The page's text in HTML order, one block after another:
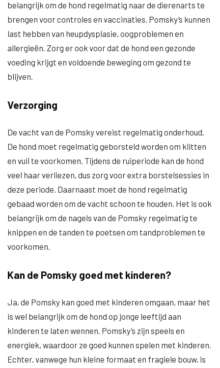
belangrijk om de hond regelmatig naar de dierenarts te
brengen voor controles en vaccinaties. Pomsky’s kunnen
last hebben van heupdysplasie, oogproblemen en
allergieën. Zorg er ook voor dat de hond een gezonde
voeding krijgt en voldoende beweging om gezond te
blijven.
Verzorging
De vacht van de Pomsky vereist regelmatig onderhoud.
De hond moet regelmatig geborsteld worden om klitten
en vuil te voorkomen. Tijdens de ruiperiode kan de hond
veel haar verliezen, dus zorg voor extra borstelsessies in
deze periode. Daarnaast moet de hond regelmatig
gebaad worden om de vacht schoon te houden. Het is ook
belangrijk om de nagels van de Pomsky regelmatig te
knippen en de tanden te poetsen om tandproblemen te
voorkomen.
Kan de Pomsky goed met kinderen?
Ja, de Pomsky kan goed met kinderen omgaan, maar het
is wel belangrijk om de hond op jonge leeftijd aan
kinderen te laten wennen. Pomsky’s zijn speels en
energiek, waardoor ze goed kunnen spelen met kinderen.
Echter, vanwege hun kleine formaat en fragiele bouw, is